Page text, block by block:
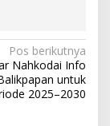
Pos berikutnya
Nahkodai Info
untuk
2025–2030